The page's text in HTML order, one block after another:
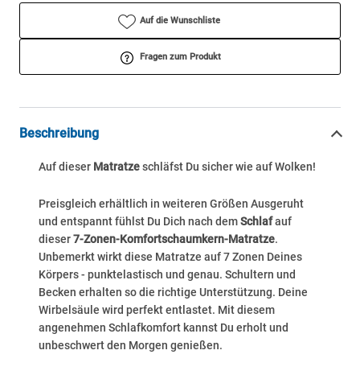
Auf die Wunschliste
Fragen zum Produkt
Beschreibung
Auf dieser Matratzeschläfst Du sicher wie auf Wolken!
Preisgleich erhältlich in weiteren Größen Ausgeruht
und entspannt fühlst Du Dich nach demSchlafauf
dieser7-Zonen-Komfortschaumkern-Matratze.
Unbemerkt wirkt diese Matratze auf 7 Zonen Deines
Körpers - punktelastisch und genau. Schultern und
Becken erhalten so die richtige Unterstützung. Deine
Wirbelsäule wird perfekt entlastet. Mit diesem
angenehmen Schlafkomfort kannst Du erholt und
unbeschwert den Morgen genießen.